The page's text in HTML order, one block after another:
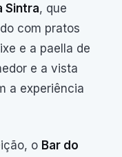
Sintra, que
com pratos
e a paella de
e a vista
a experiência
o Bar do